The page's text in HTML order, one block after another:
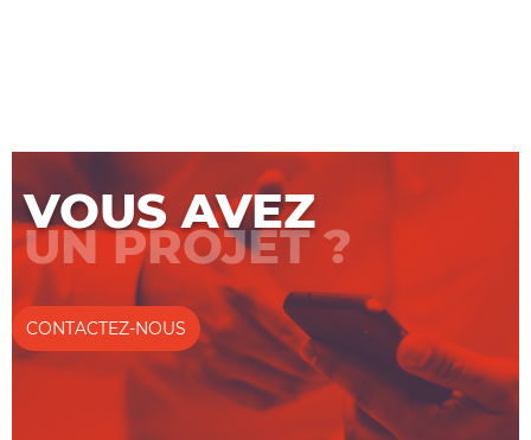
VOUS AVEZ
UN PROJET ?
CONTACTEZ-NOUS